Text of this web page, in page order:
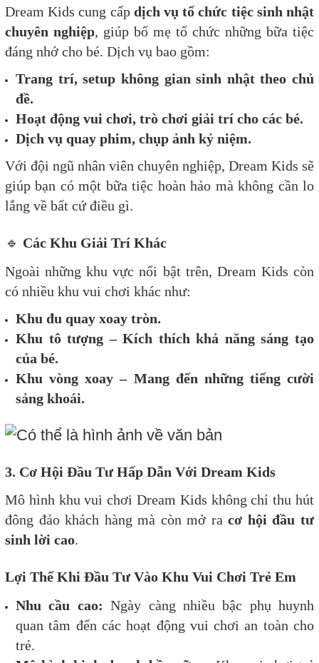
Dream Kids cung cấp dịch vụ tổ chức tiệc sinh nhật
chuyên nghiệp, giúp bố mẹ tổ chức những bữa tiệc
đáng nhớ cho bé. Dịch vụ bao gồm:
Trang trí, setup không gian sinh nhật theo chủ
đề.
Hoạt động vui chơi, trò chơi giải trí cho các bé.
Dịch vụ quay phim, chụp ảnh kỷ niệm.
Với đội ngũ nhân viên chuyên nghiệp, Dream Kids sẽ
giúp bạn có một bữa tiệc hoàn hảo mà không cần lo
lắng về bất cứ điều gì.
🔹 Các Khu Giải Trí Khác
Ngoài những khu vực nổi bật trên, Dream Kids còn
có nhiều khu vui chơi khác như:
Khu đu quay xoay tròn.
Khu tô tượng – Kích thích khả năng sáng tạo
của bé.
Khu vòng xoay – Mang đến những tiếng cười
sảng khoái.
3. Cơ Hội Đầu Tư Hấp Dẫn Với Dream Kids
Mô hình khu vui chơi Dream Kids không chỉ thu hút
đông đảo khách hàng mà còn mở racơ hội đầu tư
sinh lời cao.
Lợi Thế Khi Đầu Tư Vào Khu Vui Chơi Trẻ Em
Nhu cầu cao: Ngày càng nhiều bậc phụ huynh
quan tâm đến các hoạt động vui chơi an toàn cho
trẻ.